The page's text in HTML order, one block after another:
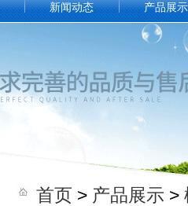
新闻动态 产品展示
首页 > 产品展示 >